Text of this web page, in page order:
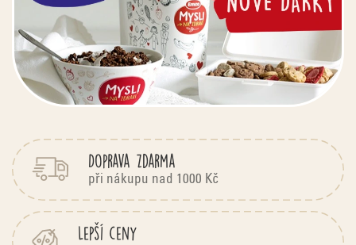
Doprava zdarma
při nákupu nad 1000 Kč
Lepší ceny